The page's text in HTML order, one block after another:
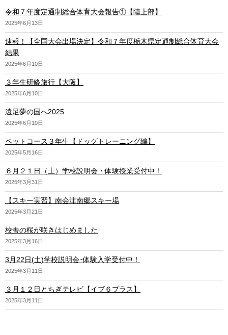
令和７年度定通制総合体育大会報告①【陸上部】
2025年6月13日
速報！【全国大会出場決定】令和７年度栃木県定通制総合体育大会
結果
2025年6月10日
３年生研修旅行【大阪】
2025年6月10日
遠足夢の国へ2025
2025年6月10日
ペットコース３年生【ドッグトレーニング編】
2025年5月16日
６月２１日（土）学校説明会・体験授業受付中！
2025年3月31日
【スキー実習】南会津南郷スキー場
2025年3月21日
校舎の桜が咲きはじめました
2025年3月16日
3月22日(土)学校説明会･体験入学受付中！
2025年3月11日
３月１２日とちぎテレビ【イブ６プラス】
2025年3月11日